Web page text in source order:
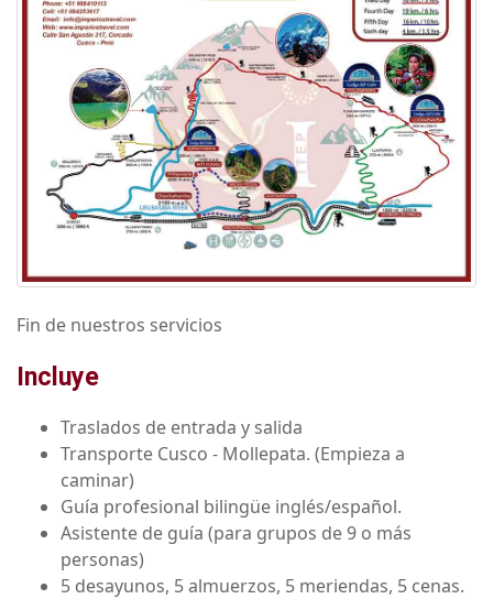
Fin de nuestros servicios
Incluye
Traslados de entrada y salida
Transporte Cusco - Mollepata. (Empieza a
caminar)
Guía profesional bilingüe inglés/español.
Asistente de guía (para grupos de 9 o más
personas)
5 desayunos, 5 almuerzos, 5 meriendas, 5 cenas.